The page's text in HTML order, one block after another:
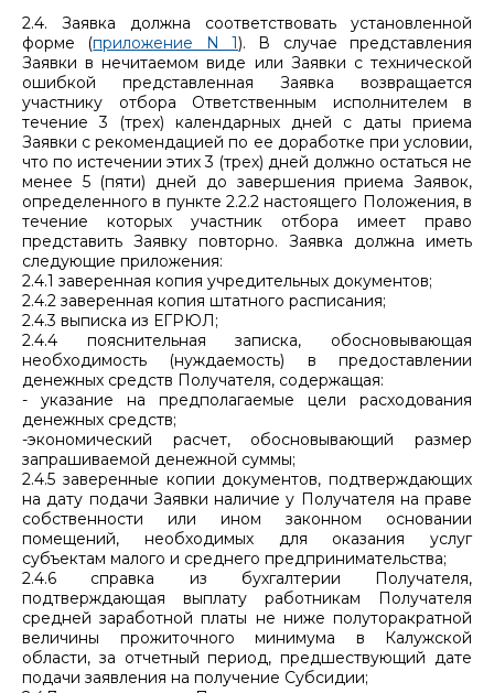
2.4. Заявка должна соответствовать установленной
форме (приложение N 1). В случае представления
Заявки в нечитаемом виде или Заявки с технической
ошибкой представленная Заявка возвращается
участнику отбора Ответственным исполнителем в
течение 3 (трех) календарных дней с даты приема
Заявки с рекомендацией по ее доработке при условии,
что по истечении этих 3 (трех) дней должно остаться не
менее 5 (пяти) дней до завершения приема Заявок,
определенного в пункте 2.2.2 настоящего Положения, в
течение которых участник отбора имеет право
представить Заявку повторно. Заявка должна иметь
следующие приложения:
2.4.1 заверенная копия учредительных документов;
2.4.2 заверенная копия штатного расписания;
2.4.3 выписка из ЕГРЮЛ;
2.4.4 пояснительная записка, обосновывающая
необходимость (нуждаемость) в предоставлении
денежных средств Получателя, содержащая:
- указание на предполагаемые цели расходования
денежных средств;
-экономический расчет, обосновывающий размер
запрашиваемой денежной суммы;
2.4.5 заверенные копии документов, подтверждающих
на дату подачи Заявки наличие у Получателя на праве
собственности или ином законном основании
помещений, необходимых для оказания услуг
субъектам малого и среднего предпринимательства;
2.4.6 справка из бухгалтерии Получателя,
подтверждающая выплату работникам Получателя
средней заработной платы не ниже полуторакратной
величины прожиточного минимума в Калужской
области, за отчетный период, предшествующий дате
подачи заявления на получение Субсидии;